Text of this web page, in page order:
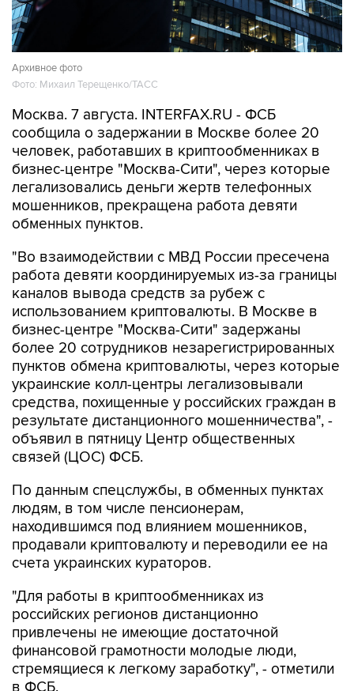
Архивное фото
Фото: Михаил Терещенко/ТАСС
Москва. 7 августа. INTERFAX.RU - ФСБ
сообщила о задержании в Москве более 20
человек, работавших в криптообменниках в
бизнес-центре "Москва-Сити", через которые
легализовались деньги жертв телефонных
мошенников, прекращена работа девяти
обменных пунктов.
"Во взаимодействии с МВД России пресечена
работа девяти координируемых из-за границы
каналов вывода средств за рубеж с
использованием криптовалюты. В Москве в
бизнес-центре "Москва-Сити" задержаны
более 20 сотрудников незарегистрированных
пунктов обмена криптовалюты, через которые
украинские колл-центры легализовывали
средства, похищенные у российских граждан в
результате дистанционного мошенничества", -
объявил в пятницу Центр общественных
связей (ЦОС) ФСБ.
По данным спецслужбы, в обменных пунктах
людям, в том числе пенсионерам,
находившимся под влиянием мошенников,
продавали криптовалюту и переводили ее на
счета украинских кураторов.
"Для работы в криптообменниках из
российских регионов дистанционно
привлечены не имеющие достаточной
финансовой грамотности молодые люди,
стремящиеся к легкому заработку", - отметили